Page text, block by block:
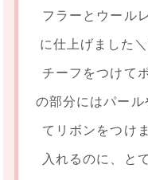
フラーとウール
に仕上げました
チーフをつけて
の部分にはパー
てリボンをつけ
入れるのに、と